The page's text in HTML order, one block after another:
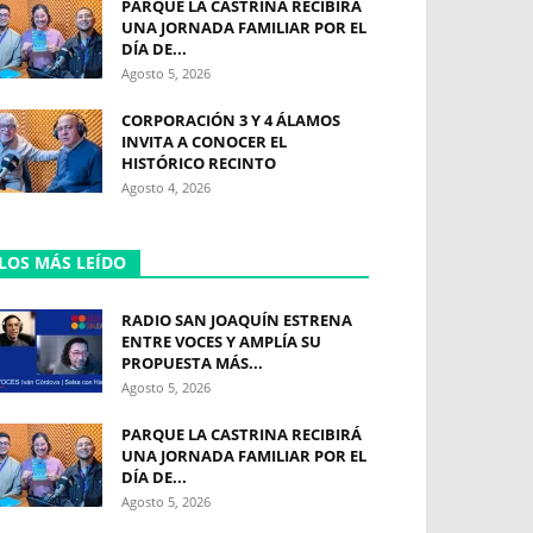
PARQUE LA CASTRINA RECIBIRÁ
UNA JORNADA FAMILIAR POR EL
DÍA DE...
Agosto 5, 2026
CORPORACIÓN 3 Y 4 ÁLAMOS
INVITA A CONOCER EL
HISTÓRICO RECINTO
Agosto 4, 2026
MÁS LEÍDO
RADIO SAN JOAQUÍN ESTRENA
ENTRE VOCES Y AMPLÍA SU
PROPUESTA MÁS...
Agosto 5, 2026
PARQUE LA CASTRINA RECIBIRÁ
UNA JORNADA FAMILIAR POR EL
DÍA DE...
Agosto 5, 2026